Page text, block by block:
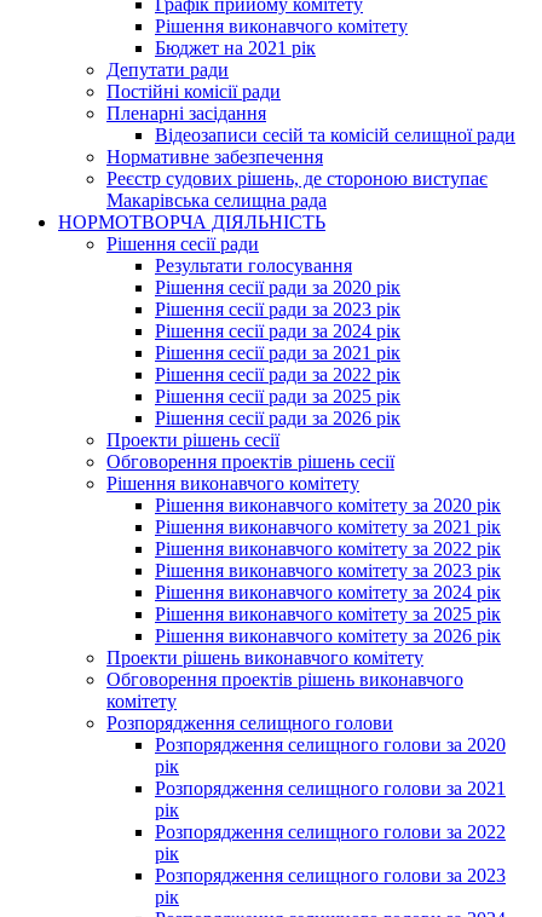
Графік прийому комітету
Рішення виконавчого комітету
Бюджет на 2021 рік
Депутати ради
Постійні комісії ради
Пленарні засідання
Відеозаписи сесій та комісій селищної ради
Нормативне забезпечення
Реєстр судових рішень, де стороною виступає
Макарівська селищна рада
НОРМОТВОРЧА ДІЯЛЬНІСТЬ
Рішення сесії ради
Результати голосування
Рішення сесії ради за 2020 рік
Рішення сесії ради за 2023 рік
Рішення сесії ради за 2024 рік
Рішення сесії ради за 2021 рік
Рішення сесії ради за 2022 рік
Рішення сесії ради за 2025 рік
Рішення сесії ради за 2026 рік
Проекти рішень сесії
Обговорення проектів рішень сесії
Рішення виконавчого комітету
Рішення виконавчого комітету за 2020 рік
Рішення виконавчого комітету за 2021 рік
Рішення виконавчого комітету за 2022 рік
Рішення виконавчого комітету за 2023 рік
Рішення виконавчого комітету за 2024 рік
Рішення виконавчого комітету за 2025 рік
Рішення виконавчого комітету за 2026 рік
Проекти рішень виконавчого комітету
Обговорення проектів рішень виконавчого
комітету
Розпорядження селищного голови
Розпорядження селищного голови за 2020
рік
Розпорядження селищного голови за 2021
рік
Розпорядження селищного голови за 2022
рік
Розпорядження селищного голови за 2023
рік